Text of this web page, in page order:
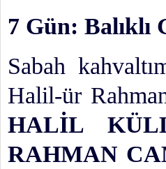
7 Gün:
Sabah
Halil-ür
HALİL
RAHMAN